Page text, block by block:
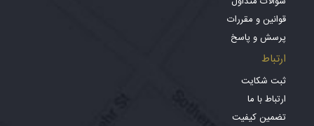
قوانین و مقررات
پرسش و پاسخ
ارتباط
ثبت شکایت
ارتباط با ما
تضمین کیفیت